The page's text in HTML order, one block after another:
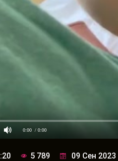
0:00 / 0:00
5 789 09 Сен 2023